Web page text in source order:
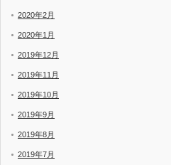
2020年2月
2020年1月
2019年12月
2019年11月
2019年10月
2019年9月
2019年8月
2019年7月